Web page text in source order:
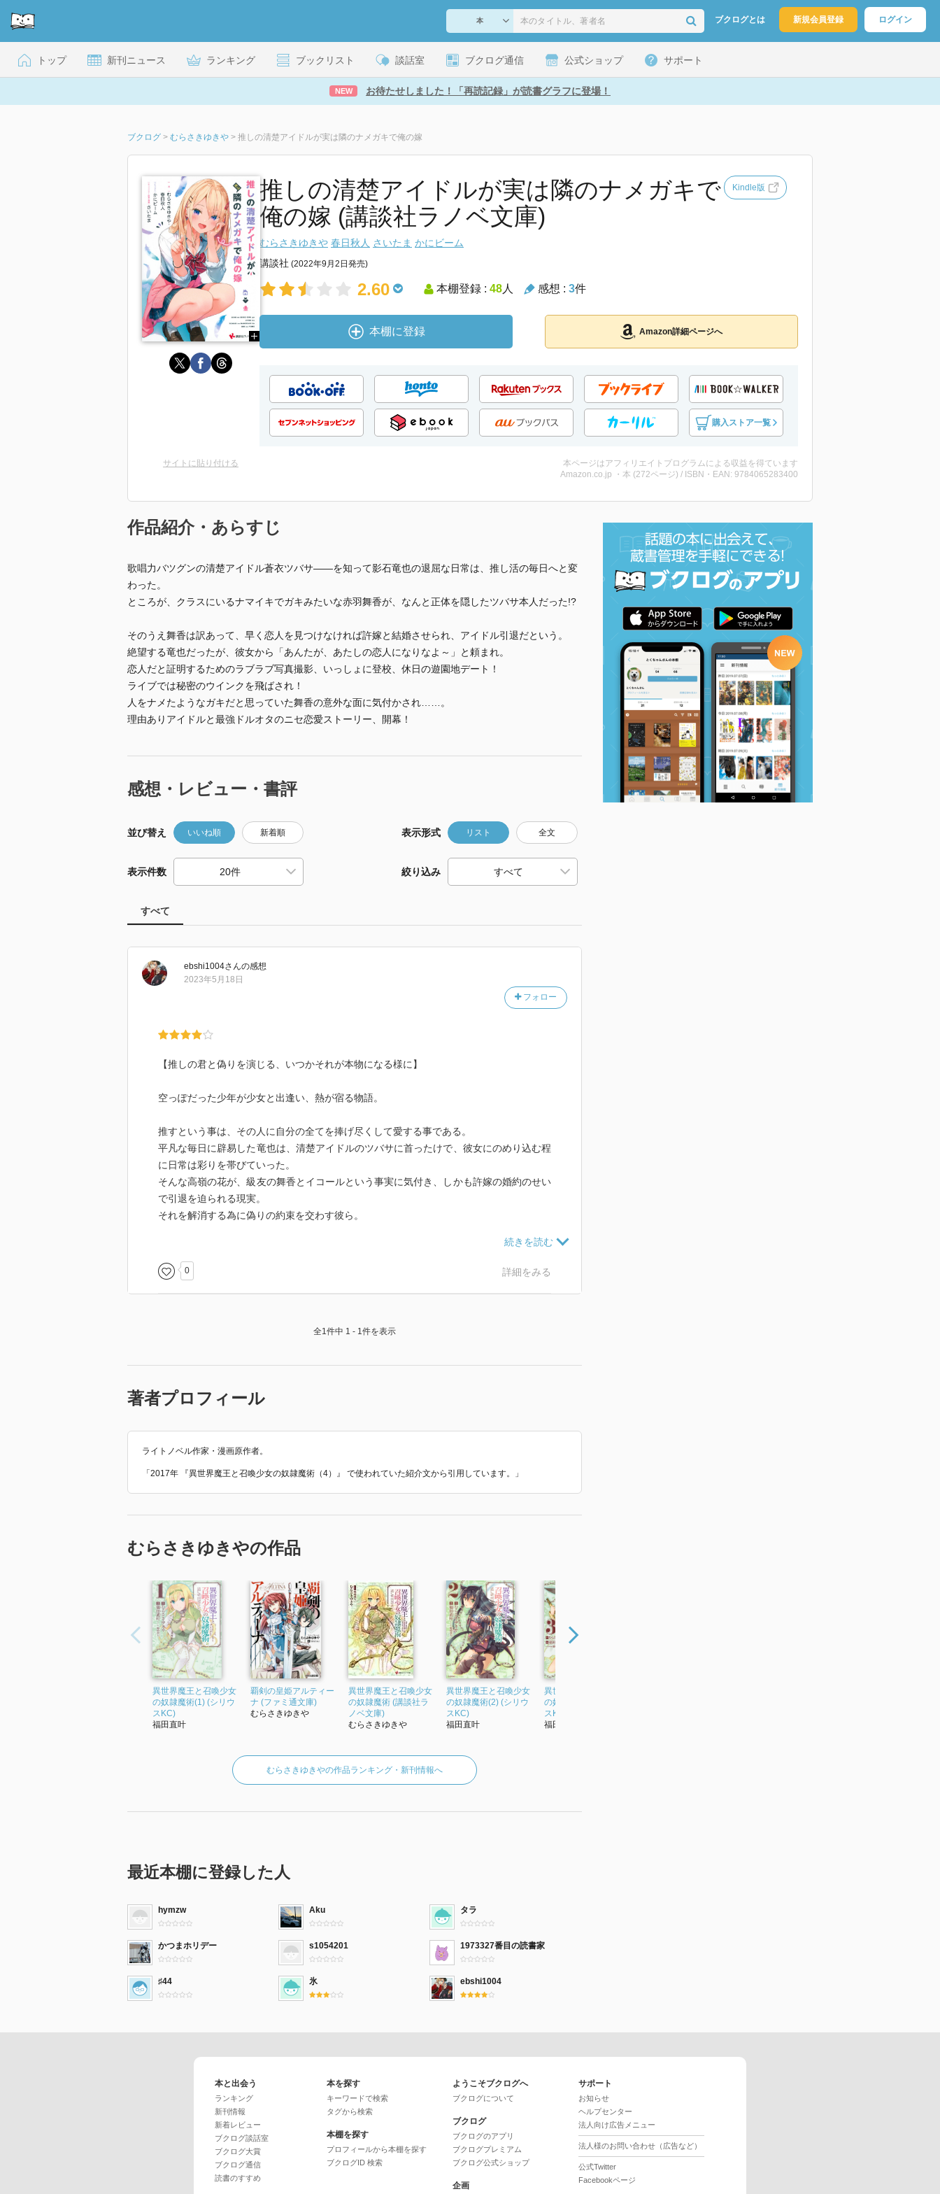
ブクログとは 新規会員登録 ログイン
トップ 新刊ニュース ランキング ブックリスト 談話室 ブクログ通信 公式ショップ サポート
NEW お待たせしました！「再読記録」が読書グラフに登場！
ブクログ > むらさきゆきや > 推しの清楚アイドルが実は隣のナメガキで俺の嫁
推しの清楚アイドルが実は隣のナメガキで
俺の嫁 (講談社ラノベ文庫)
Kindle版
むらさきゆきや 春日秋人 さいたま かにビーム
講談社 (2022年9月2日発売)
2.60 本棚登録 : 48人 感想 : 3件
本棚に登録 Amazon詳細ページへ
購入ストア一覧
サイトに貼り付ける
本ページはアフィリエイトプログラムによる収益を得ています
Amazon.co.jp ・本 (272ページ) / ISBN・EAN: 9784065283400
作品紹介・あらすじ
歌唱力バツグンの清楚アイドル蒼衣ツバサ――を知って影石竜也の退屈な日常は、推し活の毎日へと変
わった。
ところが、クラスにいるナマイキでガキみたいな赤羽舞香が、なんと正体を隠したツバサ本人だった!?
そのうえ舞香は訳あって、早く恋人を見つけなければ許嫁と結婚させられ、アイドル引退だという。
絶望する竜也だったが、彼女から「あんたが、あたしの恋人になりなよ～」と頼まれ。
恋人だと証明するためのラブラブ写真撮影、いっしょに登校、休日の遊園地デート！
ライブでは秘密のウインクを飛ばされ！
人をナメたようなガキだと思っていた舞香の意外な面に気付かされ……。
理由ありアイドルと最強ドルオタのニセ恋愛ストーリー、開幕！
感想・レビュー・書評
並び替え いいね順 新着順 表示形式 リスト 全文
表示件数 絞り込み
すべて
ebshi1004さんの感想
フォロー
2023年5月18日
【推しの君と偽りを演じる、いつかそれが本物になる様に】
空っぽだった少年が少女と出逢い、熱が宿る物語。
推すという事は、その人に自分の全てを捧げ尽くして愛する事である。
平凡な毎日に辟易した竜也は、清楚アイドルのツバサに首ったけで、彼女にのめり込む程
に日常は彩りを帯びていった。
そんな高嶺の花が、級友の舞香とイコールという事実に気付き、しかも許嫁の婚約のせい
で引退を迫られる現実。
それを解消する為に偽りの約束を交わす彼ら。
彼女との甘い日々の中、アイドル生命線を懸けた生きるか死ぬかのような全力投球を竜也
は魅せるのだ。
0 詳細をみる
全1件中 1 - 1件を表示
著者プロフィール
ライトノベル作家・漫画原作者。
「2017年 『異世界魔王と召喚少女の奴隷魔術（4）』 で使われていた紹介文から引用しています。」
むらさきゆきやの作品
異世界魔王と召喚少女
の奴隷魔術(1) (シリウ
スKC)
福田直叶
覇剣の皇姫アルティー
ナ (ファミ通文庫)
むらさきゆきや
異世界魔王と召喚少女
の奴隷魔術 (講談社ラ
ノベ文庫)
むらさきゆきや
異世界魔王と召喚少女
の奴隷魔術(2) (シリウ
スKC)
福田直叶
異世界魔王と召喚少女
の奴隷魔術(3) (シリウ
スKC)
福田直叶
むらさきゆきやの作品ランキング・新刊情報へ
最近本棚に登録した人
hymzw Aku タラ
かつまホリデー s1054201 1973327番目の読書家
♯44 氷 ebshi1004
本と出会う
ランキング
新刊情報
新着レビュー
ブクログ談話室
ブクログ大賞
ブクログ通信
読書のすすめ
本を探す
キーワードで検索
タグから検索
本棚を探す
プロフィールから本棚を探す
ブクログID 検索
ようこそブクログへ
ブクログについて
ブクログ
ブクログのアプリ
ブクログプレミアム
ブクログ公式ショップ
企画
サポート
お知らせ
ヘルプセンター
法人向け広告メニュー
法人様のお問い合わせ（広告など）
公式Twitter
Facebookページ